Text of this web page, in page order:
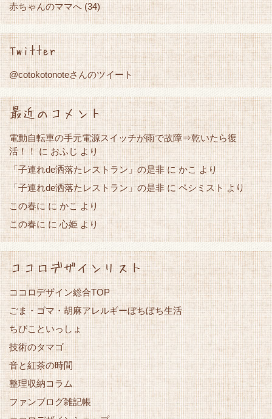
赤ちゃんのママへ (34)
Twitter
@cotokotonoteさんのツイート
最近のコメント
電動自転車の手元電源スイッチが雨で故障⇒乾いたら復
活！！ に おふじ より
「子連れde洒落たレストラン」の是非 に かこ より
「子連れde洒落たレストラン」の是非 に ペシミスト より
この春に に かこより
この春に に 心姫 より
ココロデザインリスト
ココロデザイン総合TOP
ごま・ゴマ・胡麻アレルギーぼちぼち生活
ちびこといっしょ
技術のタマゴ
音と紅茶の時間
整理収納コラム
ファンブログ雑記帳